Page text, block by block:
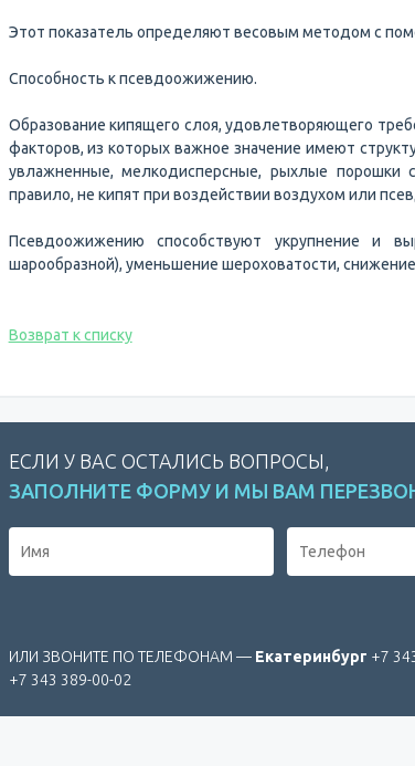
Этот показатель определяют весовым методом с
Способность к псевдоожижению.
Образование кипящего слоя, удовлетворяющего
факторов, из которых важное значение имеют
увлажненные, мелкодисперсные, рыхлые порошки
правило, не кипят при воздействии воздухом или
Псевдоожижению способствуют укрупнение и
шарообразной), уменьшение шероховатости,
Возврат к списку
ЕСЛИ У ВАС ОСТАЛИСЬ ВОПРОСЫ,
ЗАПОЛНИТЕ ФОРМУ И МЫ ВАМ
ИЛИ ЗВОНИТЕ ПО ТЕЛЕФОНАМ — Екатеринбург +7
+7 343 389-00-02